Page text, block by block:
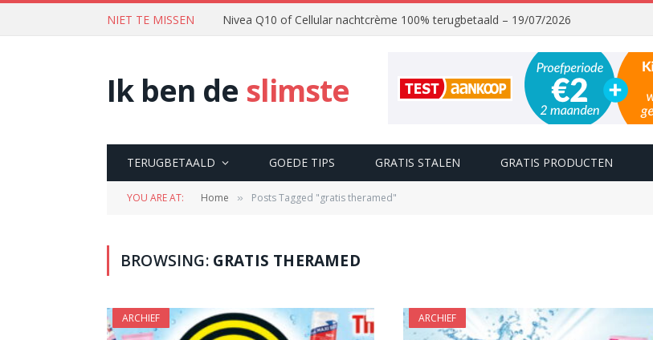
NIET TE MISSEN Nivea Q10 of Cellular nachtcrème 100% terugbetaald – 19/07/2026
Ik ben de slimste
TERUGBETAALD GOEDE TIPS GRATIS STALEN GRATIS PRODUCTEN
YOU ARE AT: Home » Posts Tagged "gratis theramed"
BROWSING: GRATIS THERAMED
ARCHIEF ARCHIEF